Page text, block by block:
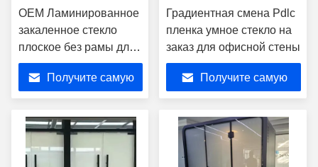
OEM Ламинированное
закаленное стекло
плоское без рамы для
душевой комнаты
Получите самую
Градиентная смена Pdlc
пленка умное стекло на
заказ для офисной стены
Получите самую